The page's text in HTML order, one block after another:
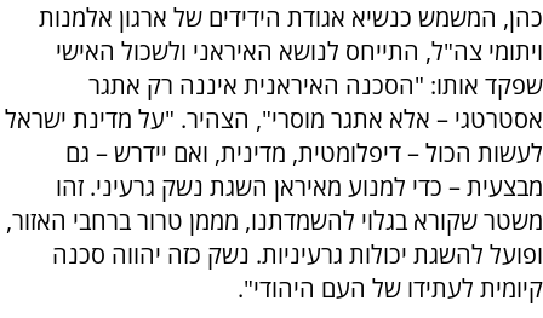
כהן, המשמש כנשיא אגודת הידידים של ארגון אלמנות
ויתומי צה"ל, התייחס לנושא האיראני ולשכול האישי
שפקד אותו: "הסכנה האיראנית איננה רק אתגר
אסטרטגי – אלא אתגר מוסרי", הצהיר. "על מדינת ישראל
לעשות הכול – דיפלומטית, מדינית, ואם יידרש – גם
מבצעית – כדי למנוע מאיראן השגת נשק גרעיני. זהו
משטר שקורא בגלוי להשמדתנו, מממן טרור ברחבי האזור,
ופועל להשגת יכולות גרעיניות. נשק כזה יהווה סכנה
קיומית לעתידו של העם היהודי".